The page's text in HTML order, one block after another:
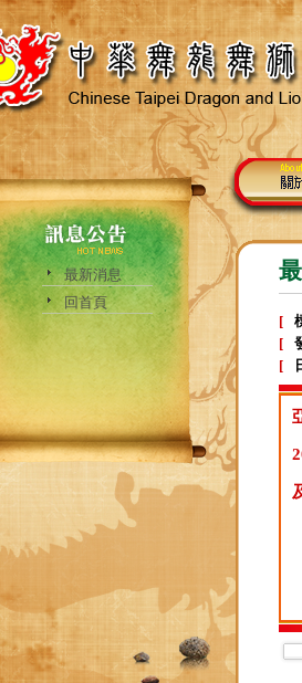
[
[
[
最新消息
回首頁